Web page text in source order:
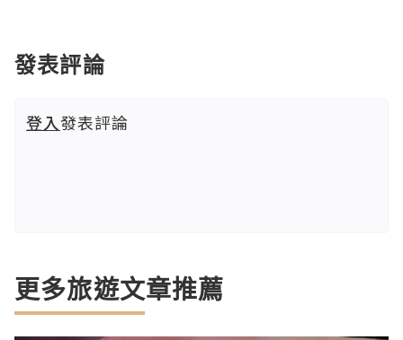
發表評論
登入發表評論
更多旅遊文章推薦